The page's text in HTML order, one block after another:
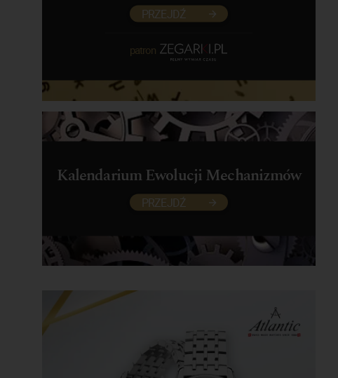
PRZEJDŹ
patron
Kalendarium Ewolucji Mechanizmów
PRZEJDŹ